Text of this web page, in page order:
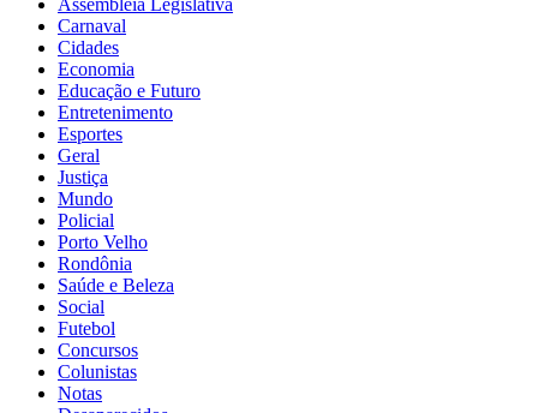
Assembleia Legislativa
Carnaval
Cidades
Economia
Educação e Futuro
Entretenimento
Esportes
Geral
Justiça
Mundo
Policial
Porto Velho
Rondônia
Saúde e Beleza
Social
Futebol
Concursos
Colunistas
Notas